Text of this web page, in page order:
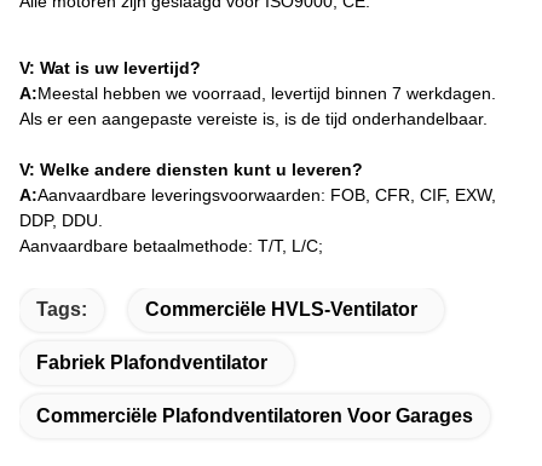
V: Wat is uw levertijd?
A:Meestal hebben we voorraad, levertijd binnen 7 werkdagen.
Als er een aangepaste vereiste is, is de tijd onderhandelbaar.
V: Welke andere diensten kunt u leveren?
A:Aanvaardbare leveringsvoorwaarden: FOB, CFR, CIF, EXW,
DDP, DDU.
Aanvaardbare betaalmethode: T/T, L/C;
Tags: Commerciële HVLS-Ventilator
Fabriek Plafondventilator
Commerciële Plafondventilatoren Voor Garages